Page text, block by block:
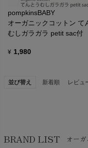
pompkinsBABY
オーガニックコットン て
むしガラガラ petit sac付
¥ 1,980
並び替え 新着順 レビュ
BRAND LIST オー